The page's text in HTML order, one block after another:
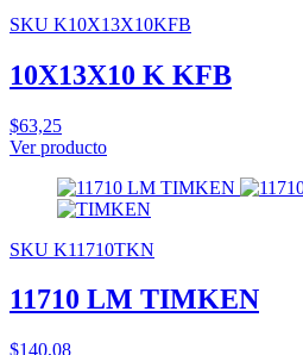
SKU K10X13X10KFB
10X13X10 K KFB
$63,25
Ver producto
SKU K11710TKN
11710 LM TIMKEN
$140,08